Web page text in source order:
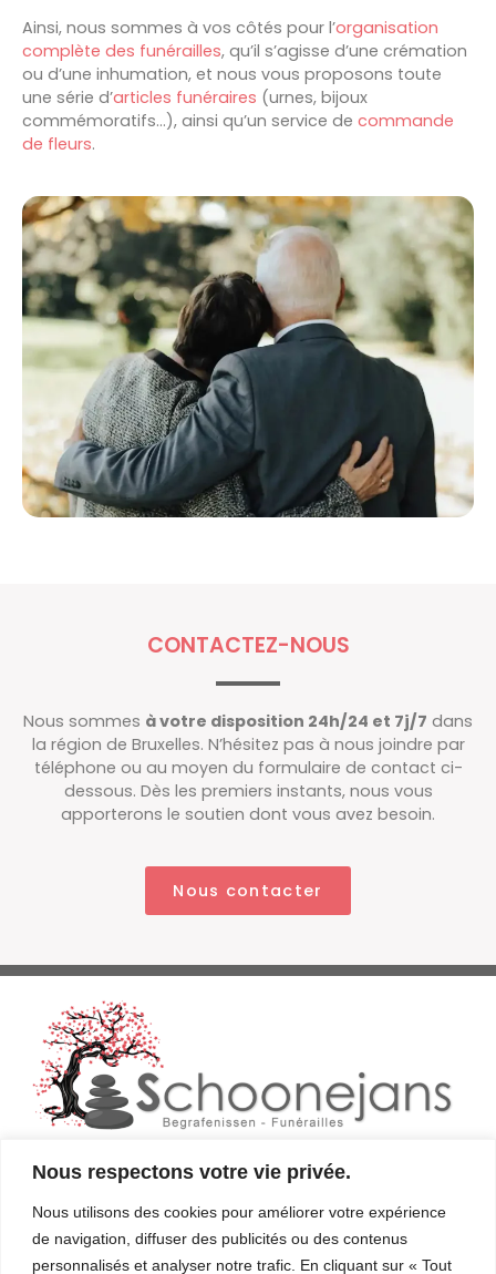
Nous respectons votre vie privée.
Nous utilisons des cookies pour améliorer votre expérience
de navigation, diffuser des publicités ou des contenus
personnalisés et analyser notre trafic. En cliquant sur « Tout
Ainsi, nous sommes à vos côtés pour l’organisation
complète des funérailles, qu’il s’agisse d’une crémation
ou d’une inhumation, et nous vous proposons toute
une série d’articles funéraires (urnes, bijoux
commémoratifs…), ainsi qu’un service de commande
de fleurs.
CONTACTEZ-NOUS
Nous sommes à votre disposition 24h/24 et 7j/7 dans
la région de Bruxelles. N’hésitez pas à nous joindre par
téléphone ou au moyen du formulaire de contact ci-
dessous. Dès les premiers instants, nous vous
apporterons le soutien dont vous avez besoin.
Nous contacter
0477/55.99.94